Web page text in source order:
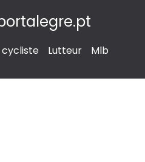
cycliste Lutteur Mlb